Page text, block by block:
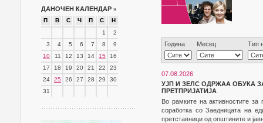
ДАНОЧЕН КАЛЕНДАР »
П В С Ч П С
Н
1
2
3
4 5 6 7 8
9
10
11 12 13 14 15
16
17
18 19 20 21 22
23
24
25 26 27 28 29
30
31
Година Месец Тип
07.08.2026
УЈП И ЗЕЛС ОДРЖАА ОБУКА
ПРЕТПРИЈАТИЈА
Во рамките на активностите
соработка со Заедницата на
претставници од општините и